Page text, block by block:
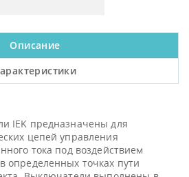
Описание
IEK предназначены для
цепей управления
тока под воздействием
определенных точках пути